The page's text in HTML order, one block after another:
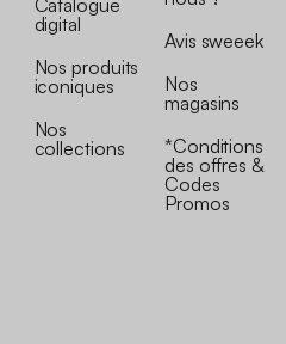
Catalogue
digital
Nos produits
iconiques
Nos
collections
Avis sweeek
Nos
magasins
*Conditions
des offres &
Codes
Promos